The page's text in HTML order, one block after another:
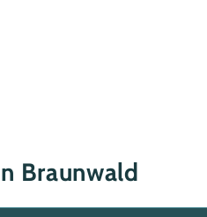
Braunwald